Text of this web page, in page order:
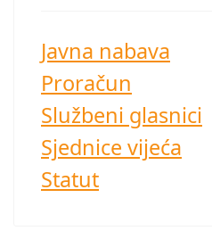
Javna nabava
Proračun
Službeni glasnici
Sjednice vijeća
Statut